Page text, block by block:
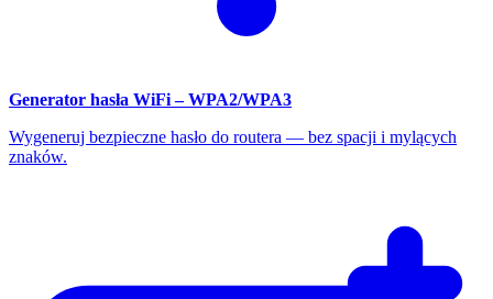
Generator hasła WiFi – WPA2/WPA3
Wygeneruj bezpieczne hasło do routera — bez spacji i mylących
znaków.